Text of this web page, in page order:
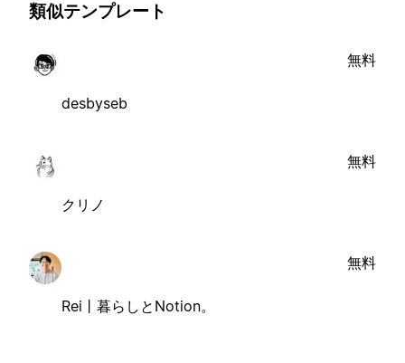
類似テンプレート
desbyseb
無料
クリノ
無料
Rei丨暮らしとNotion。
無料